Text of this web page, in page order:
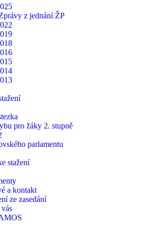
z jednání ŽP
pro žáky 2. stupně
parlamentu
stažení
a kontakt
ze zasedání